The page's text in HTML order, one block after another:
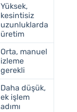
Yüksek,
kesintisiz
uzunluklarda
üretim
Orta, manuel
izleme
gerekli
Daha düşük,
ek işlem
adımı